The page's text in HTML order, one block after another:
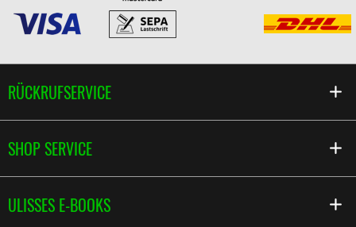
RÜCKRUFSERVICE
SHOP SERVICE
ULISSES E-BOOKS